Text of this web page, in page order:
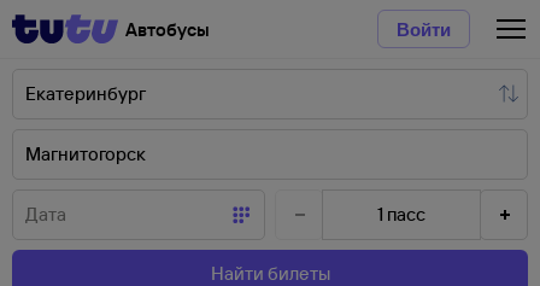
Автобусы Войти
1 пасс
Найти билеты